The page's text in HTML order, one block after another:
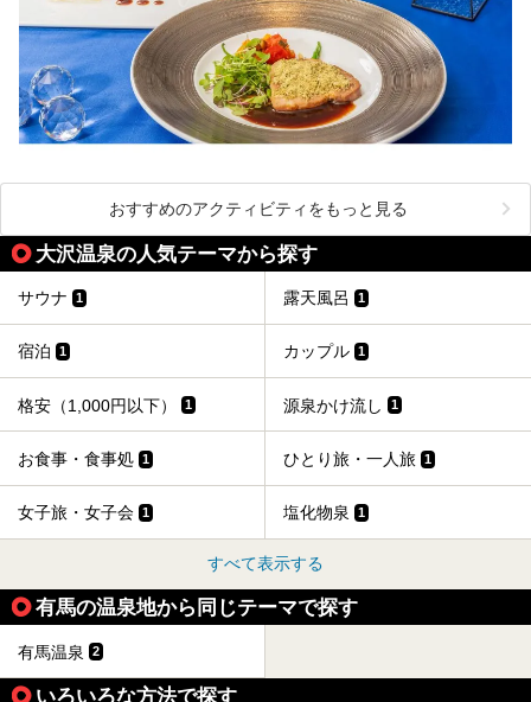
おすすめのアクティビティをもっと見る
大沢温泉の人気テーマから探す
サウナ 1 露天風呂 1
宿泊 1 カップル 1
格安（1,000円以下） 1 源泉かけ流し 1
お食事・食事処 1 ひとり旅・一人旅 1
女子旅・女子会 1 塩化物泉 1
すべて表示する
有馬の温泉地から同じテーマで探す
有馬温泉 2
いろいろな方法で探す